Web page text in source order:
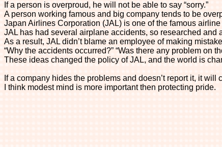
If a person is overproud, he will not be able to say “sorry.”
A person working famous and big company tends to be
Japan Airlines Corporation (JAL) is one of the famous
JAL has had several airplane accidents, so researched and
As a result, JAL didn’t blame an employee of making
“Why the accidents occurred?” “Was there any problem on
These ideas changed the policy of JAL, and the world is
If a company hides the problems and doesn’t report it, it will
I think modest mind is more important then protecting pride.